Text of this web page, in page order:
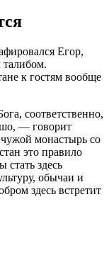
Егор,
к гостям вообще
соответственно,
— говорит
монастырь со
это правило
стать здесь
обычаи и
здесь встретит